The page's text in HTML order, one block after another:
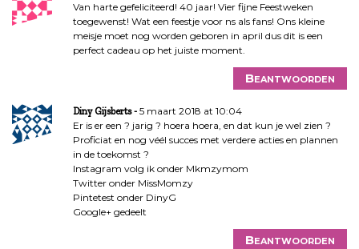
Van harte gefeliciteerd! 40 jaar! Vier fijne Feestweken
toegewenst! Wat een feestje voor ns als fans! Ons kleine
meisje moet nog worden geboren in april dus dit is een
perfect cadeau op het juiste moment.
Beantwoorden
Diny Gijsberts
5 maart 2018 at 10:04
Er is er een ? jarig ? hoera hoera, en dat kun je wel zien ?
Proficiat en nog véél succes met verdere acties en plannen
in de toekomst ?
Instagram volg ik onder Mkmzymom
Twitter onder MissMomzy
Pintetest onder DinyG
Google+ gedeelt
Beantwoorden